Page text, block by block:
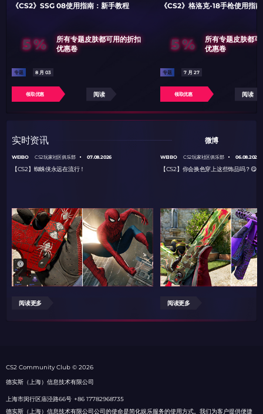
《CS2》SSG 08使用指南：新手教程
5%
所有专题皮肤都可用的折扣
优惠卷
专题 8 月 03
领取优惠 阅读
《CS2》格洛克-18手枪使用指
5%
所有专题皮肤都
优惠卷
专题 7 月 27
领取优惠 阅读
实时资讯 微博
WEIBO CS2玩家社区俱乐部 07.08.2026
【CS2】蜘蛛侠永远在流行！
阅读更多
WEIBO CS2玩家社区俱乐部 06.08.2026
【CS2】你会换色穿上这些饰品吗？😋
阅读更多
СS2 Community Club © 2026
德实斯（上海）信息技术有限公司
上海市闵行区庙泾路66号 +86 17782968735
德实斯（上海）信息技术有限公司公司的使命是简化娱乐服务的使用方式。我们为客户提供便捷